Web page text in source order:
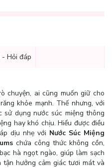
Hỏi đáp
chuyện, ai cũng muốn giữ cho
khỏe mạnh. Thế nhưng, với
sử dụng nước súc miệng thông
hay khó chịu. Hiểu được điều
dịu nhẹ với Nước Súc Miệng
chứa công thức không cồn,
hà ngọt ngào, giúp làm sạch
tận hưởng cảm giác tươi mát và